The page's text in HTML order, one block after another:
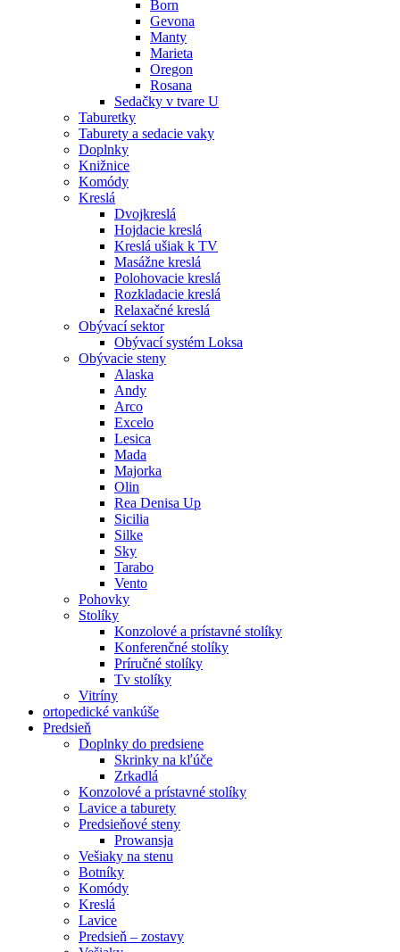
Born
Gevona
Manty
Marieta
Oregon
Rosana
Sedačky v tvare U
Taburetky
Taburety a sedacie vaky
Doplnky
Knižnice
Komódy
Kreslá
Dvojkreslá
Hojdacie kreslá
Kreslá ušiak k TV
Masážne kreslá
Polohovacie kreslá
Rozkladacie kreslá
Relaxačné kreslá
Obývací sektor
Obývací systém Loksa
Obývacie steny
Alaska
Andy
Arco
Excelo
Lesica
Mada
Majorka
Olin
Rea Denisa Up
Sicilia
Silke
Sky
Tarabo
Vento
Pohovky
Stolíky
Konzolové a prístavné stolíky
Konferenčné stolíky
Príručné stolíky
Tv stolíky
Vitríny
ortopedické vankúše
Predsieň
Doplnky do predsiene
Skrinky na kľúče
Zrkadlá
Konzolové a prístavné stolíky
Lavice a taburety
Predsieňové steny
Prowansja
Vešiaky na stenu
Botníky
Komódy
Kreslá
Lavice
Predsieň – zostavy